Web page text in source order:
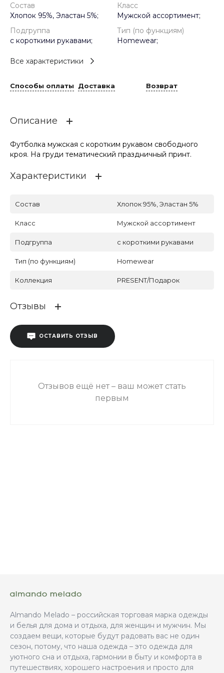
Состав
Хлопок 95%, Эластан 5%;
Класс
Мужской ассортимент;
Подгруппа
с короткими рукавами;
Тип (по функциям)
Homewear;
Все характеристики
Способы оплаты Доставка Возврат
Описание
Футболка мужская с коротким рукавом свободного
кроя. На груди тематический праздничный принт.
Характеристики
Состав Хлопок 95%, Эластан 5%
Класс Мужской ассортимент
Подгруппа с короткими рукавами
Тип (по функциям) Homewear
Коллекция PRESENT/Подарок
Отзывы
ОСТАВИТЬ ОТЗЫВ
Отзывов ещё нет – ваш может стать
первым
Almando Melado – российская торговая марка одежды
и белья для дома и отдыха, для женщин и мужчин. Мы
создаем вещи, которые будут радовать вас не один
сезон, потому, что наша одежда – это одежда для
уютного сна и отдыха, гармонии в быту и комфорта в
путешествиях, хорошего настроения и просто для